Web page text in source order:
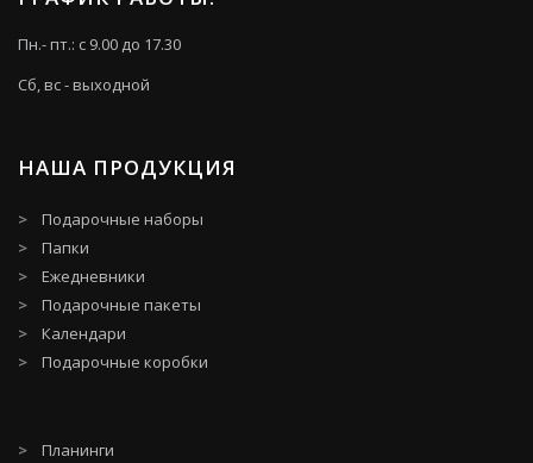
Пн.- пт.: с 9.00 до 17.30
Сб, вс - выходной
НАША ПРОДУКЦИЯ
Подарочные наборы
Папки
Ежедневники
Подарочные пакеты
Календари
Подарочные коробки
Планинги